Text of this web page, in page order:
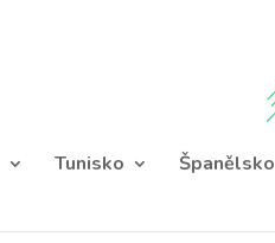
Tunisko Španělsko